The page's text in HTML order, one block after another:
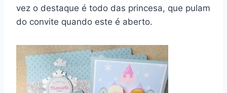
vez o destaque é todo das princesa, que pulam
do convite quando este é aberto.